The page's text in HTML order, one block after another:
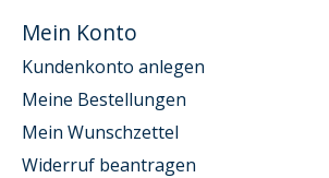
Mein Konto
Kundenkonto anlegen
Meine Bestellungen
Mein Wunschzettel
Widerruf beantragen